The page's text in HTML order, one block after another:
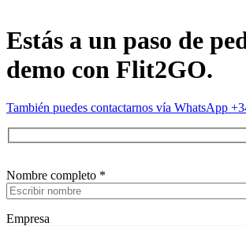
Estás a un paso de
demo con Flit2GO.
También puedes contactarnos vía WhatsApp
Nombre completo *
Empresa